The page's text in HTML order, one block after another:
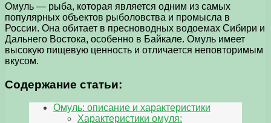
Омуль — рыба, которая является одним из самых
популярных объектов рыболовства и промысла в
России. Она обитает в пресноводных водоемах Сибири и
Дальнего Востока, особенно в Байкале. Омуль имеет
высокую пищевую ценность и отличается неповторимым
вкусом.
Содержание статьи:
Омуль: описание и характеристики
Характеристики омуля: